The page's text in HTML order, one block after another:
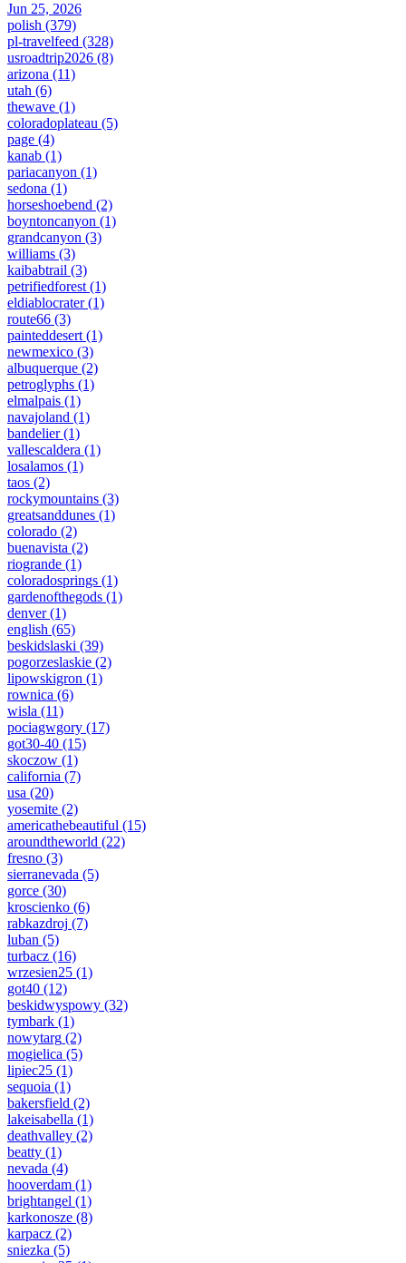
Jun 25, 2026
polish (379)
pl-travelfeed (328)
usroadtrip2026 (8)
arizona (11)
utah (6)
thewave (1)
coloradoplateau (5)
page (4)
kanab (1)
pariacanyon (1)
sedona (1)
horseshoebend (2)
boyntoncanyon (1)
grandcanyon (3)
williams (3)
kaibabtrail (3)
petrifiedforest (1)
eldiablocrater(1)
route66 (3)
painteddesert (1)
newmexico (3)
albuquerque (2)
petroglyphs (1)
elmalpais (1)
navajoland (1)
bandelier(1)
vallescaldera (1)
losalamos (1)
taos (2)
rockymountains (3)
greatsanddunes (1)
colorado (2)
buenavista (2)
riogrande (1)
coloradosprings (1)
gardenofthegods (1)
denver(1)
english (65)
beskidslaski (39)
pogorzeslaskie (2)
lipowskigron (1)
rownica (6)
wisla (11)
pociagwgory (17)
got30-40 (15)
skoczow (1)
california (7)
usa (20)
yosemite (2)
americathebeautiful (15)
aroundtheworld (22)
fresno (3)
sierranevada (5)
gorce (30)
kroscienko (6)
rabkazdroj (7)
luban (5)
turbacz (16)
wrzesien25 (1)
got40 (12)
beskidwyspowy (32)
tymbark (1)
nowytarg (2)
mogielica (5)
lipiec25 (1)
sequoia (1)
bakersfield (2)
lakeisabella (1)
deathvalley (2)
beatty (1)
nevada (4)
hooverdam (1)
brightangel (1)
karkonosze (8)
karpacz (2)
sniezka (5)